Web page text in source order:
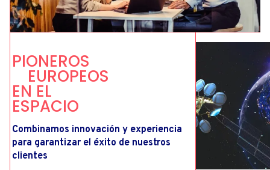
PIONEROS
EUROPEOS
EN EL
ESPACIO
Combinamos innovación y experiencia
para garantizar el éxito de nuestros
clientes